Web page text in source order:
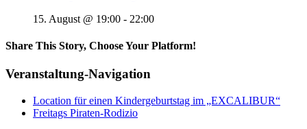
15. August @ 19:00 - 22:00
Share This Story, Choose Your Platform!
Veranstaltung-Navigation
Location für einen Kindergeburtstag im „EXCALIBUR“
Freitags Piraten-Rodizio